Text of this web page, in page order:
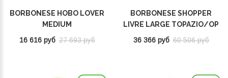
BORBONESE HOBO LOVER
MEDIUM
CAMOMILLA/CUOIO
933494I15J04
16 616 руб 27 693 руб
BORBONESE SHOPPER
LIVRE LARGE TOPAZIO/OP
NATURALE 923351AR1Z78
36 366 руб 60 506 руб